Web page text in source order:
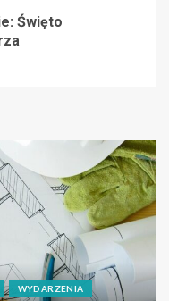
Święto
WYDARZENIA